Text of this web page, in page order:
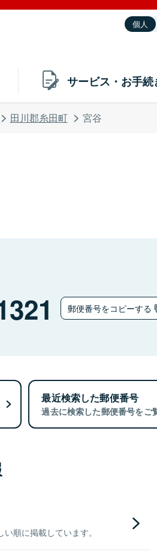
個人
サービス・お手続
田川郡糸田町 宮谷
郵便番号をコピーする
最近検索した郵便番号
過去に検索した郵便番号をご
順に掲載しています。